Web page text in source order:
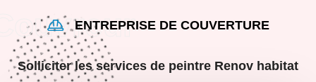
ENTREPRISE DE COUVERTURE
Solliciter les services de peintre Renov habitat